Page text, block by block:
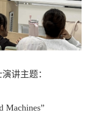
讲主题：
Machines”